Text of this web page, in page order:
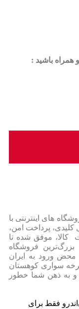
همراه باشید :
های اینترنتی با
کلیدی، پرداخت امن،
کالا، موفق شده تا
بزرگ‌ترین فروشگاه
محض ورود به ایران‌
سواری کوهستان
و به ذهن شما خطور
فقط برای